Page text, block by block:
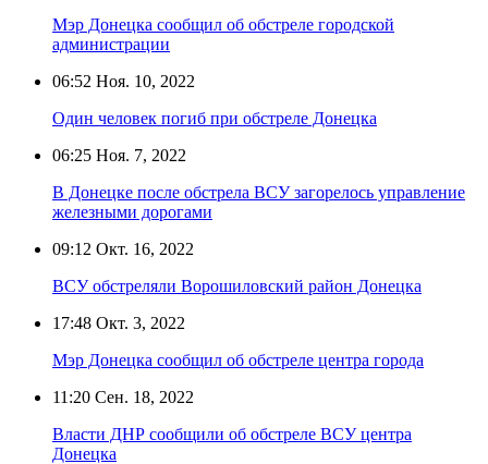
Мэр Донецка сообщил об обстреле городской
администрации
06:52 Ноя. 10, 2022
Один человек погиб при обстреле Донецка
06:25 Ноя. 7, 2022
В Донецке после обстрела ВСУ загорелось управление
железными дорогами
09:12 Окт. 16, 2022
ВСУ обстреляли Ворошиловский район Донецка
17:48 Окт. 3, 2022
Мэр Донецка сообщил об обстреле центра города
11:20 Сен. 18, 2022
Власти ДНР сообщили об обстреле ВСУ центра
Донецка